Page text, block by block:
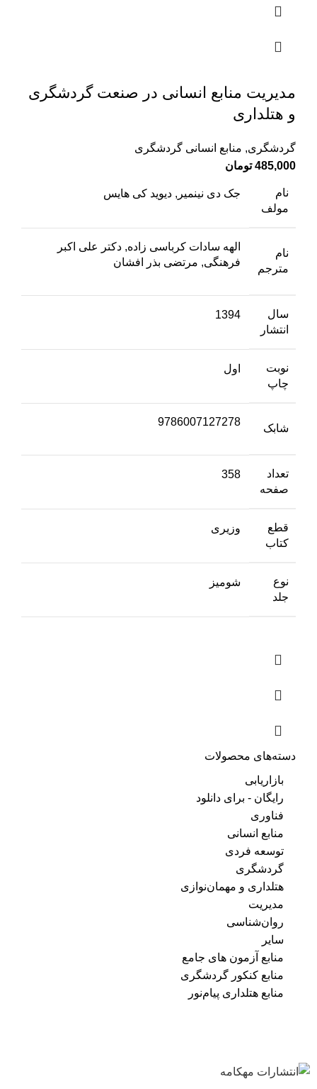
مدیریت منابع انسانی در صنعت گردشگری
و هتلداری
گردشگری, منابع انسانی گردشگری
485,000 تومان
نام
مولف
جک دی نینمیر, دیوید کی هایس
نام
مترجم
الهه سادات کرباسی زاده, دکتر علی اکبر
فرهنگی, مرتضی بذر افشان
سال
انتشار
1394
نوبت
چاپ
اول
شابک
9786007127278
تعداد
صفحه
358
قطع
کتاب
وزیری
نوع
جلد
شومیز
دسته‌های محصولات
بازاریابی
رایگان - برای دانلود
فناوری
منابع انسانی
توسعه فردی
گردشگری
هتلداری و مهمان‌نوازی
مدیریت
روان‌شناسی
سایر
منابع آزمون های جامع
منابع کنکور گردشگری
منابع هتلداری پیام‌نور